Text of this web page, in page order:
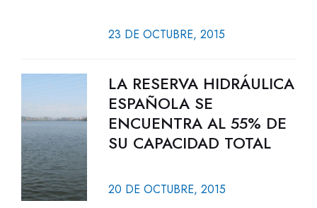
23 DE OCTUBRE, 2015
LA RESERVA HIDRÁULICA
ESPAÑOLA SE
ENCUENTRA AL 55% DE
SU CAPACIDAD TOTAL
20 DE OCTUBRE, 2015